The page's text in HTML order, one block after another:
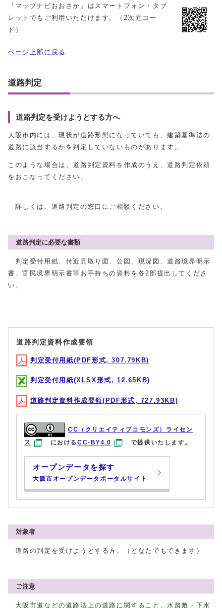
『マップナビおおさか』はスマートフォン・タブ
レットでもご利用いただけます。（2次元コー
ド）
ページ上部に戻る
道路判定
道路判定を受けようとする方へ
大阪市内には、現状が道路形態になっていても、建築基準法の
道路に該当するかを判定していないものがあります。
このような場合は、道路判定資料を作成のうえ、道路判定依頼
をおこなってください。
詳しくは、道路判定の窓口にご相談ください。
道路判定に必要な書類
判定受付用紙、付近見取り図、公図、現況図、道路境界明示
書、官民境界明示書等お手持ちの資料を各2部提出してくださ
い。
道路判定資料作成要領
判定受付用紙(PDF形式, 307.79KB)
判定受付用紙(XLSX形式, 12.65KB)
道路判定資料作成要領(PDF形式, 727.93KB)
CC（クリエイティブコモンズ）ライセン
ス
におけるCC-BY4.0 で提供いたします。
オープンデータを探す
大阪市オープンデータポータルサイト
対象者
道路の判定を受けようとする方。（どなたでもできます）
ご注意
大阪市道などの道路法上の道路に関すること、水路敷・下水